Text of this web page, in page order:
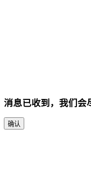
消息已收到，我们会
确认